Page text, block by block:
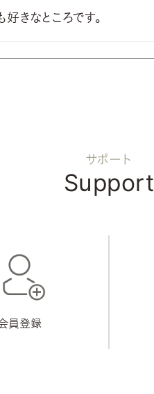
きなところです。
サポート
Support
員登録